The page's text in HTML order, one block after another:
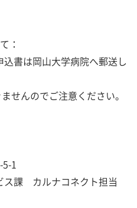
：
込書は岡山大学病院へ郵送し
せんのでご注意ください。
1
課 カルナコネクト担当